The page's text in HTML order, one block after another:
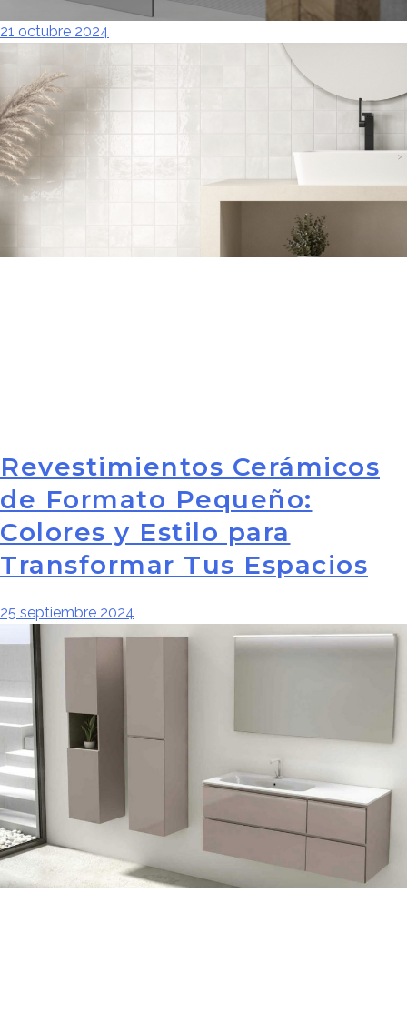
21 octubre 2024
Revestimientos Cerámicos
de Formato Pequeño:
Colores y Estilo para
Transformar Tus Espacios
25 septiembre 2024